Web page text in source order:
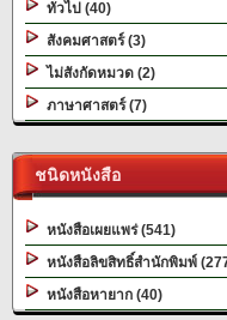
ทั่วไป (40)
สังคมศาสตร์ (3)
ไม่สังกัดหมวด (2)
ภาษาศาสตร์ (7)
ชนิดหนังสือ
หนังสือเผยแพร่ (541)
หนังสือลิขสิทธิ์สำนักพิมพ์
หนังสือหายาก (40)